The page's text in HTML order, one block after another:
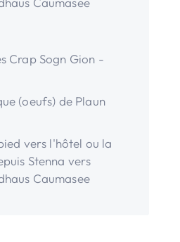
Crap Sogn Gion -
(oeufs) de Plaun
vers l'hôtel ou la
Stenna vers
Caumasee